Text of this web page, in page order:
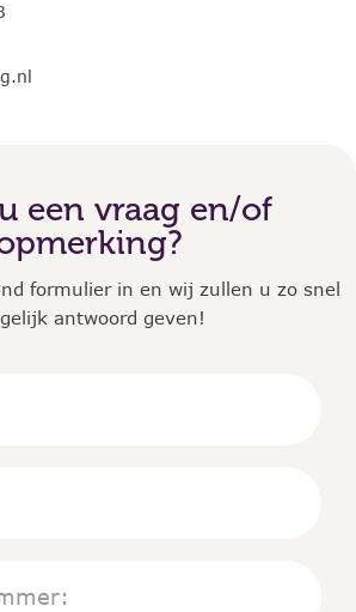
een vraag en/of
formulier in en wij zullen u zo snel
antwoord geven!